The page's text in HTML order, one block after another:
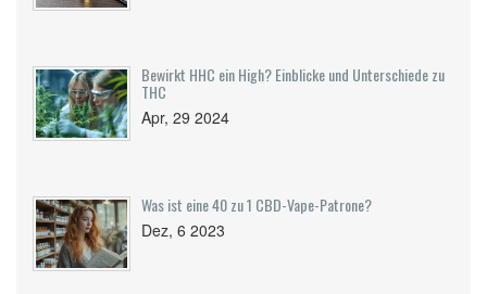
Bewirkt HHC ein High? Einblicke und Unterschiede zu
THC
Apr, 29 2024
Was ist eine 40 zu 1 CBD-Vape-Patrone?
Dez, 6 2023